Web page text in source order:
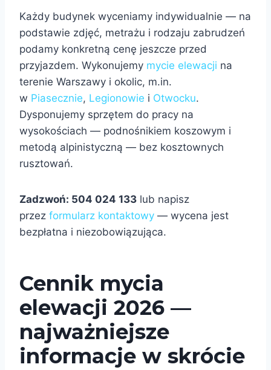
Każdy budynek wyceniamy indywidualnie — na
podstawie zdjęć, metrażu i rodzaju zabrudzeń
podamy konkretną cenę jeszcze przed
przyjazdem. Wykonujemy mycie elewacji na
terenie Warszawy i okolic, m.in.
w Piasecznie, Legionowie i Otwocku.
Dysponujemy sprzętem do pracy na
wysokościach — podnośnikiem koszowym i
metodą alpinistyczną — bez kosztownych
rusztowań.
Zadzwoń: 504 024 133 lub napisz
przez formularz kontaktowy — wycena jest
bezpłatna i niezobowiązująca.
Cennik mycia
elewacji 2026 —
najważniejsze
informacje w skrócie